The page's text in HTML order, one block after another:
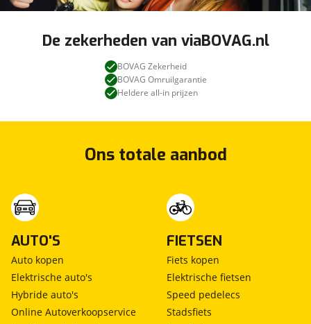
De zekerheden van viaBOVAG.nl
BOVAG Zekerheid
BOVAG Omruilgarantie
Heldere all-in prijzen
Ons totale aanbod
AUTO'S
Auto kopen
Elektrische auto's
Hybride auto's
Online Autoverkoopservice
FIETSEN
Fiets kopen
Elektrische fietsen
Speed pedelecs
Stadsfiets